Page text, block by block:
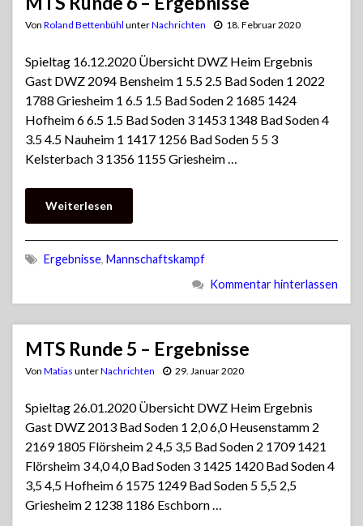
Von Roland Bettenbühl unterNachrichten 18. Februar 2020
Spieltag 16.12.2020 Übersicht DWZ Heim Ergebnis
Gast DWZ 2094 Bensheim 1 5.5 2.5 Bad Soden 1 2022
1788 Griesheim 1 6.5 1.5 Bad Soden 2 1685 1424
Hofheim 6 6.5 1.5 Bad Soden 3 1453 1348 Bad Soden 4
3.5 4.5 Nauheim 1 1417 1256 Bad Soden 5 5 3
Kelsterbach 3 1356 1155 Griesheim …
Weiterlesen
Ergebnisse, Mannschaftskampf
Kommentar hinterlassen
MTS Runde 5 – Ergebnisse
Von Matias unterNachrichten 29. Januar 2020
Spieltag 26.01.2020 Übersicht DWZ Heim Ergebnis
Gast DWZ 2013 Bad Soden 1 2,0 6,0 Heusenstamm 2
2169 1805 Flörsheim 2 4,5 3,5 Bad Soden 2 1709 1421
Flörsheim 3 4,0 4,0 Bad Soden 3 1425 1420 Bad Soden 4
3,5 4,5 Hofheim 6 1575 1249 Bad Soden 5 5,5 2,5
Griesheim 2 1238 1186 Eschborn …